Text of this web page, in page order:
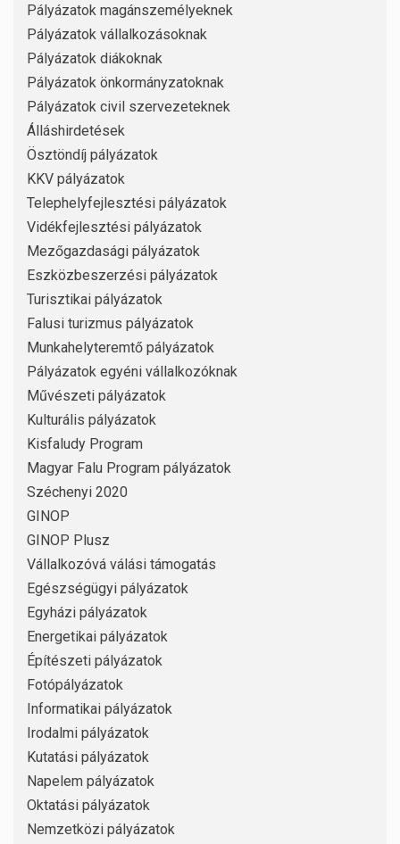
Pályázatok magánszemélyeknek
Pályázatok vállalkozásoknak
Pályázatok diákoknak
Pályázatok önkormányzatoknak
Pályázatok civil szervezeteknek
Álláshirdetések
Ösztöndíj pályázatok
KKV pályázatok
Telephelyfejlesztési pályázatok
Vidékfejlesztési pályázatok
Mezőgazdasági pályázatok
Eszközbeszerzési pályázatok
Turisztikai pályázatok
Falusi turizmus pályázatok
Munkahelyteremtő pályázatok
Pályázatok egyéni vállalkozóknak
Művészeti pályázatok
Kulturális pályázatok
Kisfaludy Program
Magyar Falu Program pályázatok
Széchenyi 2020
GINOP
GINOP Plusz
Vállalkozóvá válási támogatás
Egészségügyi pályázatok
Egyházi pályázatok
Energetikai pályázatok
Építészeti pályázatok
Fotópályázatok
Informatikai pályázatok
Irodalmi pályázatok
Kutatási pályázatok
Napelem pályázatok
Oktatási pályázatok
Nemzetközi pályázatok